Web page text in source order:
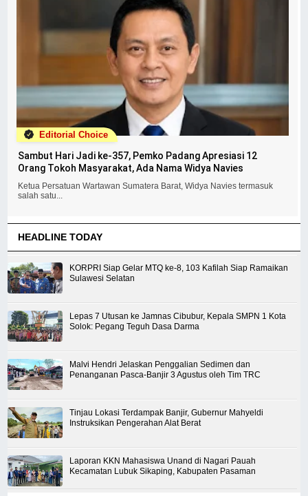
Editorial Choice
Sambut Hari Jadi ke-357, Pemko Padang Apresiasi 12
Orang Tokoh Masyarakat, Ada Nama Widya Navies
Ketua Persatuan Wartawan Sumatera Barat, Widya Navies termasuk
salah satu...
HEADLINE TODAY
KORPRI Siap Gelar MTQ ke-8, 103 Kafilah Siap Ramaikan
Sulawesi Selatan
Lepas 7 Utusan ke Jamnas Cibubur, Kepala SMPN 1 Kota
Solok: Pegang Teguh Dasa Darma
Malvi Hendri Jelaskan Penggalian Sedimen dan
Penanganan Pasca-Banjir 3 Agustus oleh Tim TRC
Tinjau Lokasi Terdampak Banjir, Gubernur Mahyeldi
Instruksikan Pengerahan Alat Berat
Laporan KKN Mahasiswa Unand di Nagari Pauah
Kecamatan Lubuk Sikaping, Kabupaten Pasaman